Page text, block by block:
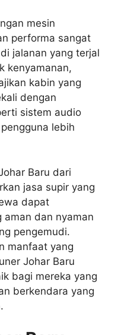
mesin
performa sangat
jalanan yang terjal
kenyamanan,
kabin yang
dengan
sistem audio
lebih
Baru dari
jasa supir yang
dapat
aman dan nyaman
pengemudi.
manfaat yang
Johar Baru
bagi mereka yang
berkendara yang